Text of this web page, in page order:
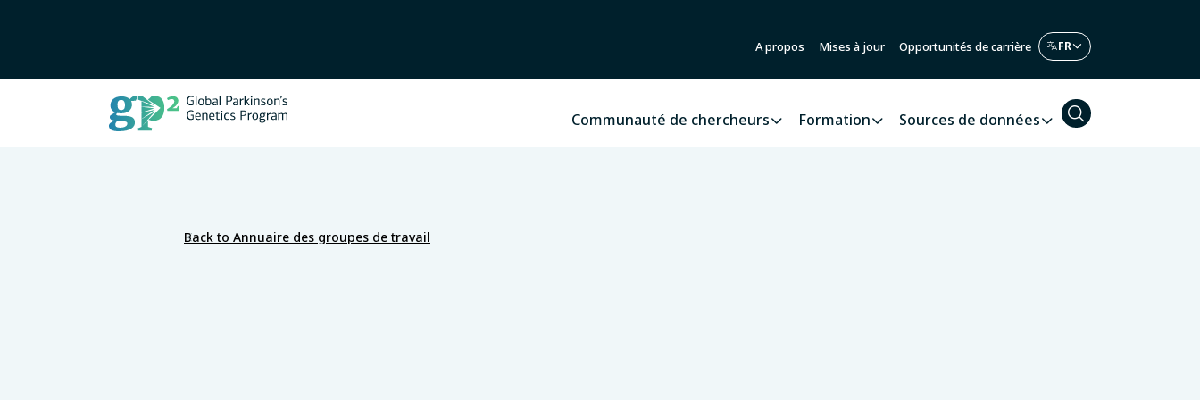
A propos Mises à jour Opportunités de carrière
Communauté de chercheurs Formation Sources de données
Back to Annuaire des groupes de travail